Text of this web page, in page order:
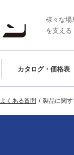
様々な場
を支える
カタログ・価格表
よくある質問 製品に関